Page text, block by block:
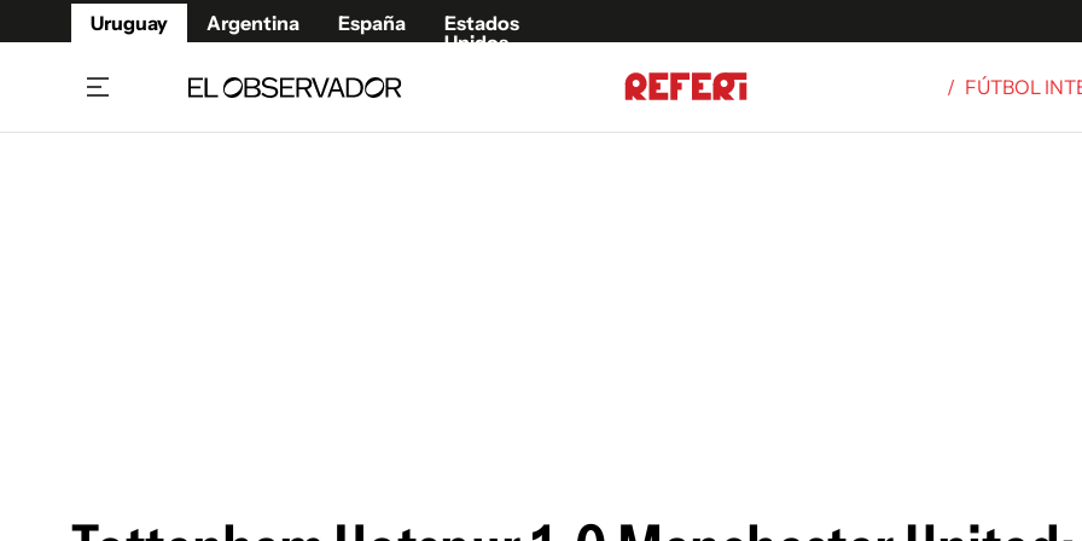
Uruguay Argentina España
Estados
Unidos
/ FÚTBOL